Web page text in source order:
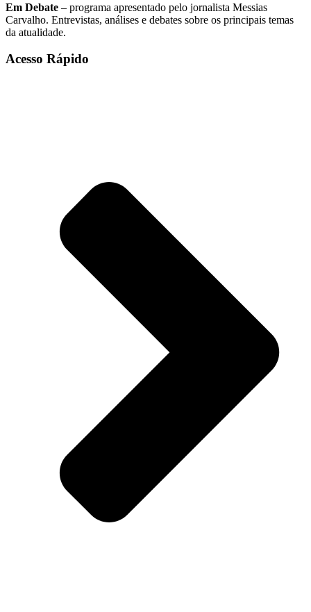
Em Debate – programa apresentado pelo jornalista Messias
Carvalho. Entrevistas, análises e debates sobre os principais temas
da atualidade.
Acesso Rápido